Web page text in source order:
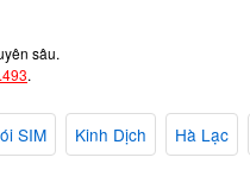
sâu.
.
SIM Kinh Dịch Hà Lạc